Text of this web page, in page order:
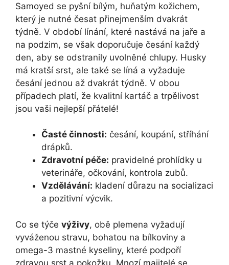
Samoyed se pyšní bílým, huňatým kožichem,
který je nutné česat přinejmenším dvakrát
týdně. V období línání, které nastává na jaře a
na podzim, se však doporučuje česání každý
den, aby se odstranily uvolněné chlupy. Husky
má kratší srst, ale také se líná a vyžaduje
česání jednou až dvakrát týdně. V obou
případech platí, že kvalitní kartáč a trpělivost
jsou vaši nejlepší přátelé!
Časté činnosti: česání, koupání, stříhání
drápků.
Zdravotní péče: pravidelné prohlídky u
veterináře, očkování, kontrola zubů.
Vzdělávání: kladení důrazu na socializaci
a pozitivní výcvik.
Co se týče výživy, obě plemena vyžadují
vyváženou stravu, bohatou na bílkoviny a
omega-3 mastné kyseliny, které podpoří
zdravou srst a pokožku. Mnozí majitelé se